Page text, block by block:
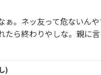
ぁ。ネッ友って危ないん
たら終わりやしな。親に
)